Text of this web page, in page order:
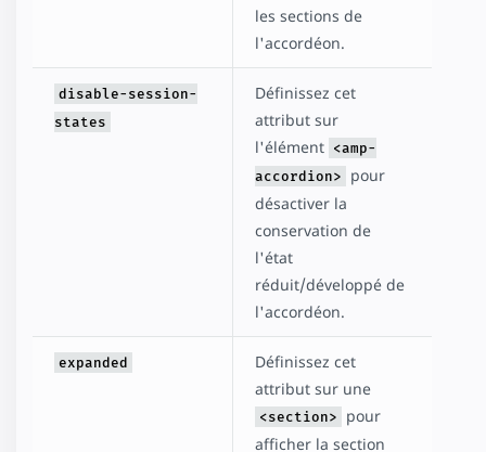
les sections de
l'accordéon.
disable-session-
states
Définissez cet
attribut sur
l'élément <amp-
accordion>
pour
désactiver la
conservation de
l'état
réduit/développé de
l'accordéon.
expanded
Définissez cet
attribut sur une
<section>
pour
afficher la section